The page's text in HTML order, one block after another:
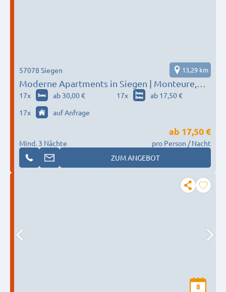
Moderne Apartments in Siegen | Monteure,
Pendler und Studenten
57078 Siegen 13,29 km
17x ab 30,00 € 17x
ab 17,50 €
17x auf Anfrage
Mind. 3 Nächte
ab 17,50 €
pro Person / Nacht
ZUM ANGEBOT
8